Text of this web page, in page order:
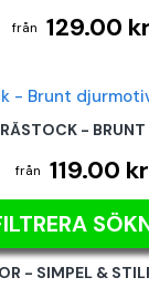
129.00 kr
-
119.00 kr
- SIMPEL &